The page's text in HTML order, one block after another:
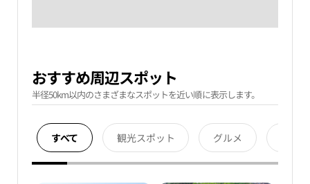
おすすめ周辺スポット
半径50km以内のさまざまなスポットを近い順に表示します。
すべて 観光スポット グルメ